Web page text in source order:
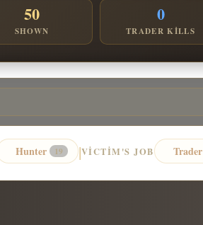
50
SHOWN
0
TRADER KILLS
Hunter 19 |VICTIM'S JOB Trader